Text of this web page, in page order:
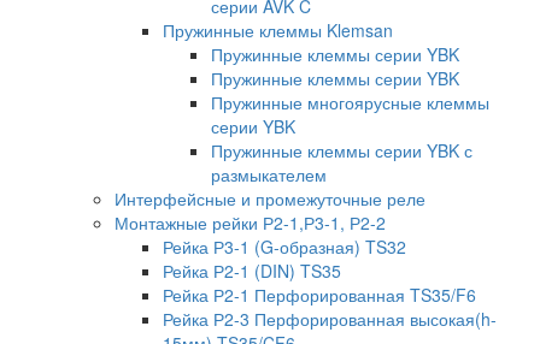
серии AVK C
Пружинные клеммы Klemsan
Пружинные клеммы серии YBK
Пружинные клеммы серии YBK
Пружинные многоярусные клеммы
серии YBK
Пружинные клеммы серии YBK с
размыкателем
Интерфейсные и промежуточные реле
Монтажные рейки Р2-1,Р3-1, Р2-2
Рейка Р3-1 (G-образная) TS32
Рейка Р2-1 (DIN) TS35
Рейка Р2-1 Перфорированная TS35/F6
Рейка Р2-3 Перфорированная высокая(h-